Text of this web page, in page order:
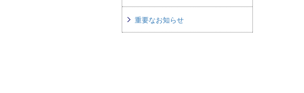
重要なお知らせ